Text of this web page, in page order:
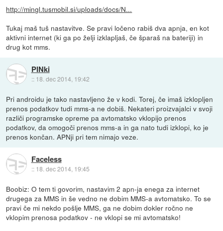
http://mingl.tusmobil.si/uploads/docs/N...
Tukaj maš tuš nastavitve. Se pravi ločeno rabiš dva apnja, en kot
aktivni internet (ki ga po želji izklapljaš, če šparaš na bateriji) in
drug kot mms.
PINki
:: 18. dec 2014, 19:42
Pri androidu je tako nastavljeno že v kodi. Torej, če imaš izklopljen
prenos podatkov tudi mms-a ne dobiš. Nekateri proizvajalci v svoji
različi programske opreme pa avtomatsko vklopijo prenos
podatkov, da omogoči prenos mms-a in ga nato tudi izklopi, ko je
prenos končan. APNji pri tem nimajo veze.
Faceless
:: 18. dec 2014, 19:45
Boobiz: O tem ti govorim, nastavim 2 apn-ja enega za internet
drugega za MMS in še vedno ne dobim MMS-a avtomatsko. To se
pravi če mi nekdo pošlje MMS, ga ne dobim dokler ročno ne
vklopim prenosa podatkov - ne vklopi se mi avtomatsko!